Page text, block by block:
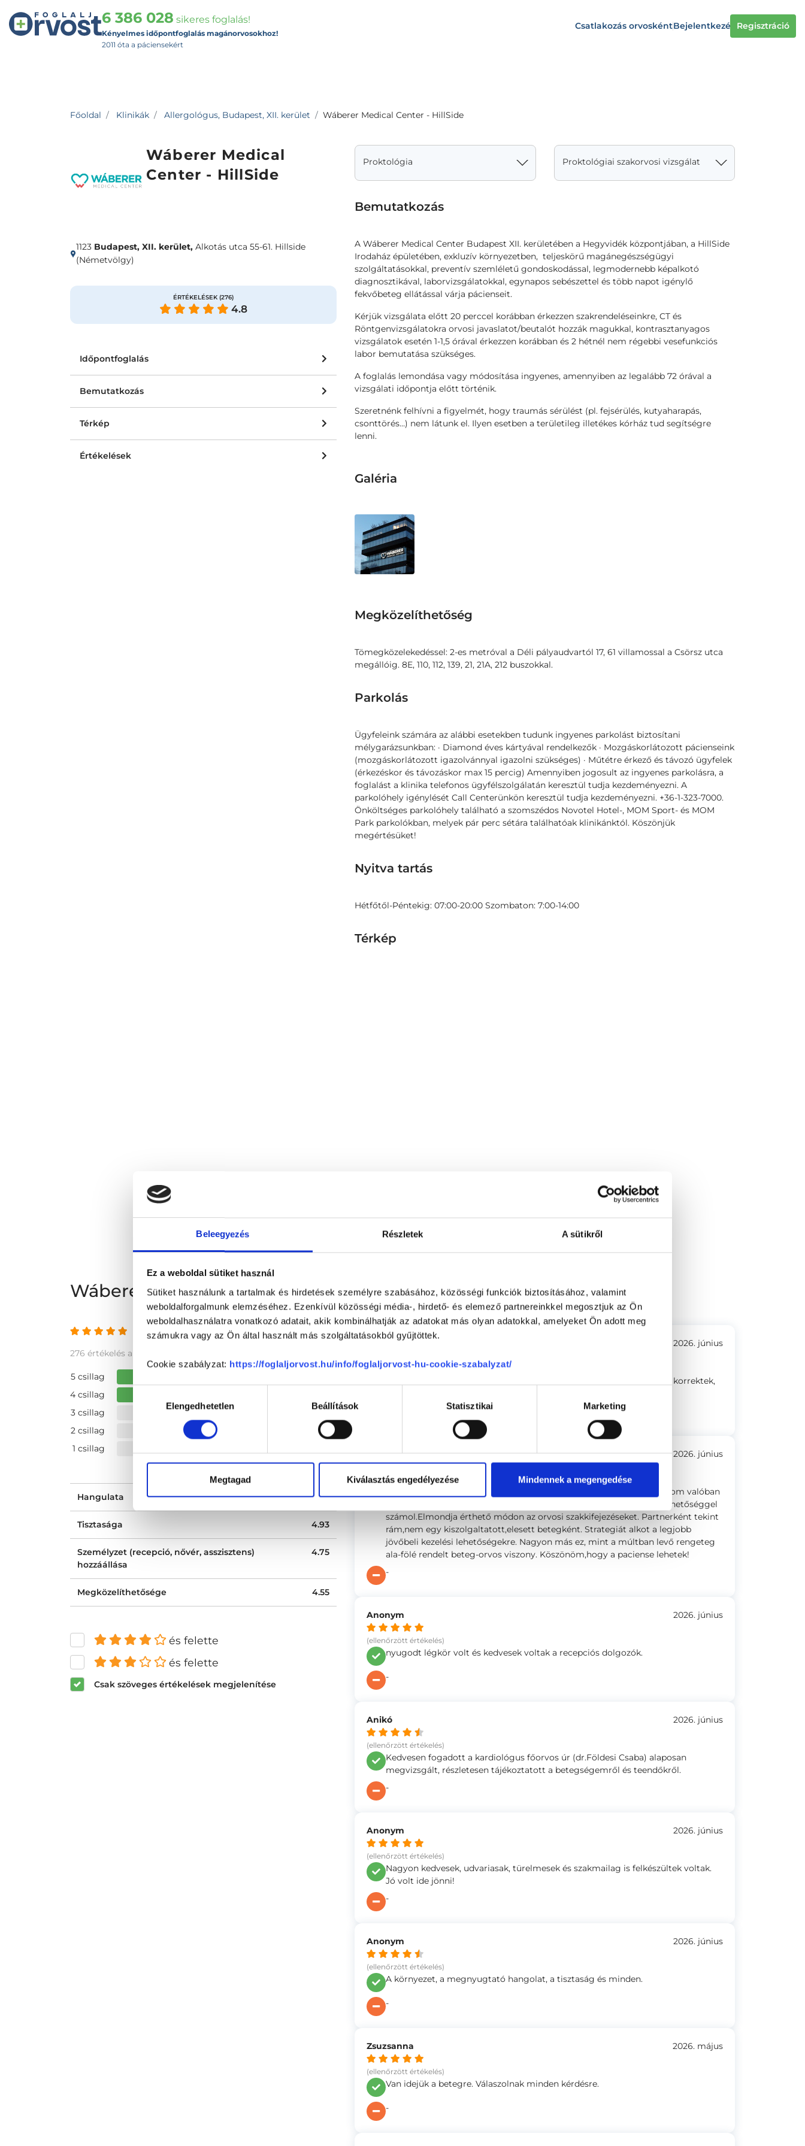
Beleegyezés Részletek A sütikről
Ez a weboldal sütiket használ
Sütiket használunk a tartalmak és hirdetések személyre szabásához, közösségi funkciók biztosításához, valamint
weboldalforgalmunk elemzéséhez. Ezenkívül közösségi média-, hirdető- és elemező partnereinkkel megosztjuk az Ön
weboldalhasználatra vonatkozó adatait, akik kombinálhatják az adatokat más olyan adatokkal, amelyeket Ön adott meg
számukra vagy az Ön által használt más szolgáltatásokból gyűjtöttek.
Cookie szabályzat: https://foglaljorvost.hu/info/foglaljorvost-hu-cookie-szabalyzat/
kiválasztásaElengedhetetlen Beállítások Statisztikai Marketing
Megtagad Kiválasztás engedélyezése Mindennek a megengedése
6 386 028 sikeres foglalás!
Kényelmes időpontfoglalás magánorvosokhoz!
2011 óta a páciensekért
Csatlakozás orvoskéntBejelentkezés Regisztráció
Főoldal Klinikák Allergológus, Budapest, XII. kerület Wáberer Medical Center - HillSide
Wáberer Medical
Center - HillSide
ÉRTÉKELÉSEK (276)
4.8
1123 Budapest, XII. kerület, Alkotás utca 55-61. Hillside
(Németvölgy)
Időpontfoglalás
Bemutatkozás
Térkép
Értékelések
Proktológia Proktológiai szakorvosi vizsgálat
Bemutatkozás
A Wáberer Medical Center Budapest XII. kerületében a Hegyvidék központjában, a HillSide
Irodaház épületében, exkluzív környezetben, teljeskörű magánegészségügyi
szolgáltatásokkal, preventív szemléletű gondoskodással, legmodernebb képalkotó
diagnosztikával, laborvizsgálatokkal, egynapos sebészettel és több napot igénylő
fekvőbeteg ellátással várja pácienseit.
Kérjük vizsgálata előtt 20 perccel korábban érkezzen szakrendeléseinkre, CT és
Röntgenvizsgálatokra orvosi javaslatot/beutalót hozzák magukkal, kontrasztanyagos
vizsgálatok esetén 1-1,5 órával érkezzen korábban és 2 hétnél nem régebbi vesefunkciós
labor bemutatása szükséges.
A foglalás lemondása vagy módosítása ingyenes, amennyiben az legalább 72 órával a
vizsgálati időpontja előtt történik.
Szeretnénk felhívni a figyelmét, hogy traumás sérülést (pl. fejsérülés, kutyaharapás,
csonttörés…) nem látunk el. Ilyen esetben a területileg illetékes kórház tud segítségre
lenni.
Galéria
Megközelíthetőség
Tömegközelekedéssel: 2-es metróval a Déli pályaudvartól 17, 61 villamossal a Csörsz utca
megállóig. 8E, 110, 112, 139, 21, 21A, 212 buszokkal.
Parkolás
Ügyfeleink számára az alábbi esetekben tudunk ingyenes parkolást biztosítani
mélygarázsunkban: · Diamond éves kártyával rendelkezők · Mozgáskorlátozott pácienseink
(mozgáskorlátozott igazolvánnyal igazolni szükséges) · Műtétre érkező és távozó ügyfelek
(érkezéskor és távozáskor max 15 percig) Amennyiben jogosult az ingyenes parkolásra, a
foglalást a klinika telefonos ügyfélszolgálatán keresztül tudja kezdeményezni. A
parkolóhely igénylését Call Centerünkön keresztül tudja kezdeményezni. +36-1-323-7000.
Önköltséges parkolóhely található a szomszédos Novotel Hotel-, MOM Sport- és MOM
Park parkolókban, melyek pár perc sétára találhatóak klinikánktól. Köszönjük
megértésüket!
Nyitva tartás
Hétfőtől-Péntekig: 07:00-20:00 Szombaton: 7:00-14:00
Térkép
Budapest, XII. kerület Alkotás utca 55-61. Hillside (Németvölgy)
Wáberer Medical Center - HillSide vélemények
4.77 az 5-ből
276 értékelés alapján
5 csillag
4 csillag
3 csillag
0 %
2 csillag
0 %
1 csillag
Hangulata 4.84
Tisztasága 4.93
Személyzet (recepció, nővér, asszisztens)
hozzáállása
4.75
Megközelíthetősége 4.55
és felette
és felette
Csak szöveges értékelések megjelenítése
Anonym
(ellenőrzött értékelés)
2026. június
Tágas, tiszta, világos környezetben lehetett várakozni. A recepciósok korrektek,
Éva
(ellenőrzött értékelés)
2026. június
Szabó Balázs doktor zseniális orvos. Végre úgy erzem,hogy az orvosom valóban
foglalkozik a problémammal,alaposan körbejárta a témát,minden lehetőséggel
számol.Elmondja érthető módon az orvosi szakkifejezéseket. Partnerként tekint
rám,nem egy kiszolgaltatott,elesett betegként. Strategiát alkot a legjobb
jövőbeli kezelési lehetőségekre. Nagyon más ez, mint a múltban levő rengeteg
ala-fölé rendelt beteg-orvos viszony. Köszönöm,hogy a paciense lehetek!
-
Anonym
(ellenőrzött értékelés)
2026. június
nyugodt légkör volt és kedvesek voltak a recepciós dolgozók.
-
Anikó
(ellenőrzött értékelés)
2026. június
Kedvesen fogadott a kardiológus főorvos úr (dr.Földesi Csaba) alaposan
megvizsgált, részletesen tájékoztatott a betegségemről és teendőkről.
-
Anonym
(ellenőrzött értékelés)
2026. június
Nagyon kedvesek, udvariasak, türelmesek és szakmailag is felkészültek voltak.
Jó volt ide jönni!
-
Anonym
(ellenőrzött értékelés)
2026. június
A környezet, a megnyugtató hangolat, a tisztaság és minden.
-
Zsuzsanna
(ellenőrzött értékelés)
2026. május
Van idejük a betegre. Válaszolnak minden kérdésre.
-